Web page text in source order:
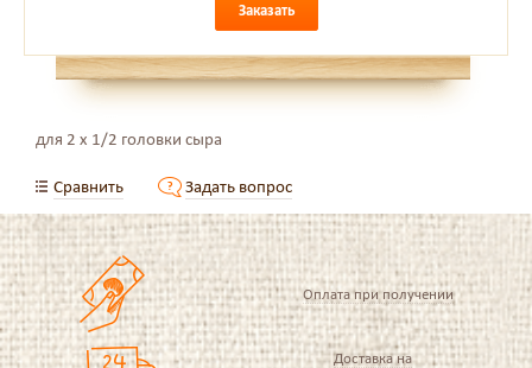
Заказать
для 2 х 1/2 головки сыра
Сравнить Задать вопрос
Оплата при получении
Доставка на